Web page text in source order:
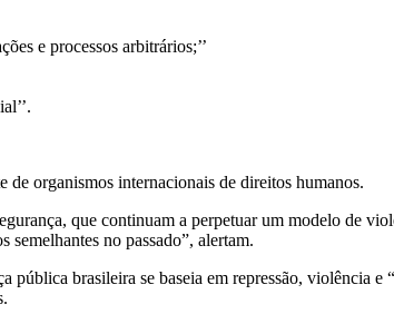
e processos arbitrários;’’
organismos internacionais de direitos humanos.
que continuam a perpetuar um modelo de
no passado”, alertam.
brasileira se baseia em repressão, violência e